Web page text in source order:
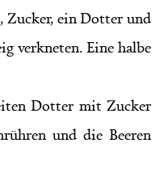
Zucker, ein Dotter und
verkneten. Eine halbe
Dotter mit Zucker
und die Beeren